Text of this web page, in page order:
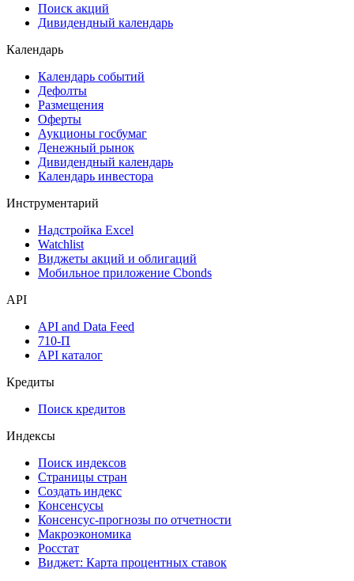
Поиск акций
Дивидендный календарь
Календарь
Календарь событий
Дефолты
Размещения
Оферты
Аукционы госбумаг
Денежный рынок
Дивидендный календарь
Календарь инвестора
Инструментарий
Надстройка Excel
Watchlist
Виджеты акций и облигаций
Мобильное приложение Cbonds
API
API and Data Feed
710-П
API каталог
Кредиты
Поиск кредитов
Индексы
Поиск индексов
Страницы стран
Создать индекс
Консенсусы
Консенсус-прогнозы по отчетности
Макроэкономика
Росстат
Виджет: Карта процентных ставок